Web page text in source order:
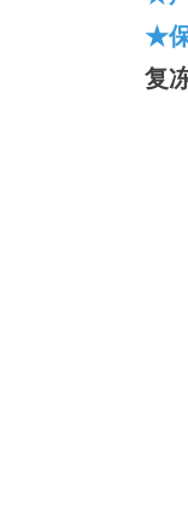
★保
复